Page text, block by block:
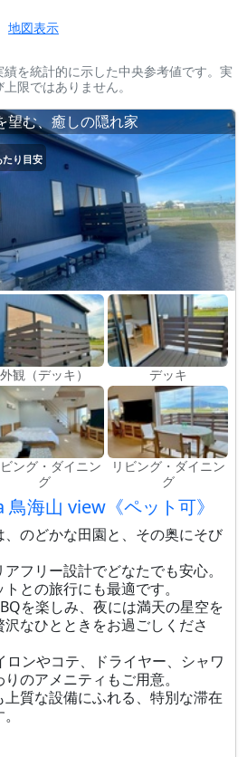
地図表示
を統計的に示した中央参考値です。実
限ではありません。
望む、癒しの隠れ家
たり目安
外観（デッキ） デッキ
ング・ダイニン
グ
リビング・ダイニン
グ
海山 view《ペット可》
のどかな田園と、その奥にそび
フリー設計でどなたでも安心。
との旅行にも最適です。
を楽しみ、夜には満天の星空を
なひとときをお過ごしくださ
ロンやコテ、ドライヤー、シャワ
のアメニティもご用意。
質な設備にふれる、特別な滞在